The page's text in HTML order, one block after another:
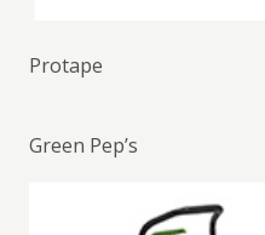
Protape
Green Pep’s